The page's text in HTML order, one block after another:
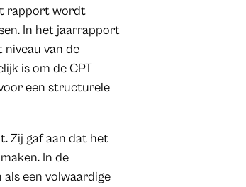
rapport wordt
In het jaarrapport
niveau van de
is om de CPT
een structurele
Zij gaf aan dat het
In de
een volwaardige